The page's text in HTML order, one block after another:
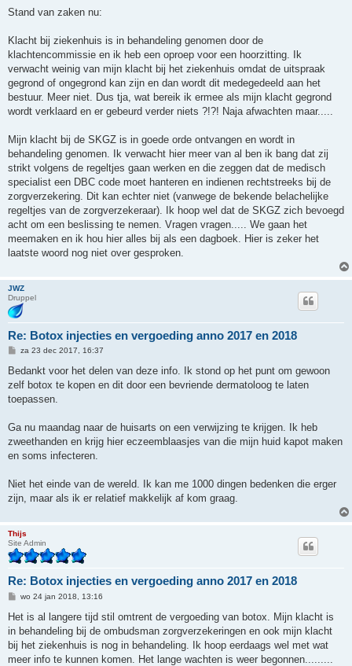
r
h
Stand van zaken nu:
Klacht bij ziekenhuis is in behandeling genomen door de
klachtencommissie en ik heb een oproep voor een hoorzitting. Ik
verwacht weinig van mijn klacht bij het ziekenhuis omdat de uitspraak
gegrond of ongegrond kan zijn en dan wordt dit medegedeeld aan het
bestuur. Meer niet. Dus tja, wat bereik ik ermee als mijn klacht gegrond
wordt verklaard en er gebeurd verder niets ?!?! Naja afwachten maar.....
Mijn klacht bij de SKGZ is in goede orde ontvangen en wordt in
behandeling genomen. Ik verwacht hier meer van al ben ik bang dat zij
strikt volgens de regeltjes gaan werken en die zeggen dat de medisch
specialist een DBC code moet hanteren en indienen rechtstreeks bij de
zorgverzekering. Dit kan echter niet (vanwege de bekende belachelijke
regeltjes van de zorgverzekeraar). Ik hoop wel dat de SKGZ zich bevoegd
acht om een beslissing te nemen. Vragen vragen..... We gaan het
meemaken en ik hou hier alles bij als een dagboek. Hier is zeker het
laatste woord nog niet over gesproken.
JWZ
Druppel
Re: Botox injecties en vergoeding anno 2017 en 2018
B
r
c
h
za 23 dec 2017, 16:37
Bedankt voor het delen van deze info. Ik stond op het punt om gewoon
zelf botox te kopen en dit door een bevriende dermatoloog te laten
toepassen.
Ga nu maandag naar de huisarts on een verwijzing te krijgen. Ik heb
zweethanden en krijg hier eczeemblaasjes van die mijn huid kapot maken
en soms infecteren.
Niet het einde van de wereld. Ik kan me 1000 dingen bedenken die erger
zijn, maar als ik er relatief makkelijk af kom graag.
Thijs
Site Admin
Re: Botox injecties en vergoeding anno 2017 en 2018
B
r
c
h
t
wo 24 jan 2018, 13:16
Het is al langere tijd stil omtrent de vergoeding van botox. Mijn klacht is
in behandeling bij de ombudsman zorgverzekeringen en ook mijn klacht
bij het ziekenhuis is nog in behandeling. Ik hoop eerdaags wel met wat
meer info te kunnen komen. Het lange wachten is weer begonnen.........